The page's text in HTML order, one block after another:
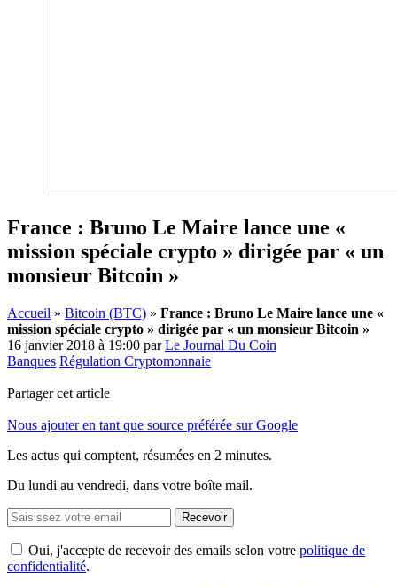
France : Bruno Le Maire lance une «
mission spéciale crypto » dirigée par « un
monsieur Bitcoin »
Accueil » Bitcoin (BTC) » France : Bruno Le Maire lance une «
mission spéciale crypto » dirigée par « un monsieur Bitcoin »
16 janvier 2018 à 19:00 parLe Journal Du Coin
Banques Régulation Cryptomonnaie
Partager cet article
Nous ajouter en tant que source préférée sur Google
Les actus qui comptent, résumées en 2 minutes.
Du lundi au vendredi, dans votre boîte mail.
Recevoir
Oui, j'accepte de recevoir des emails selon votre politique de
confidentialité.